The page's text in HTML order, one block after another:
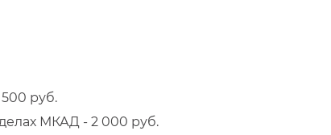
руб.
МКАД - 2 000 руб.